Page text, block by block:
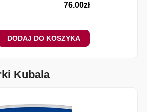
76.00zł
DODAJ DO KOSZYKA
Kubala